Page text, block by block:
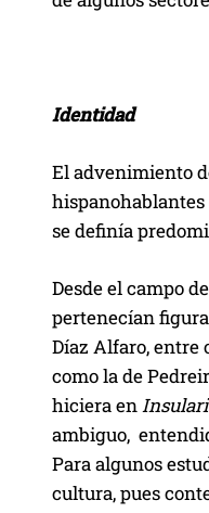
Identidad
El advenimiento
hispanohablantes
se definía
Desde el campo
pertenecían
Díaz Alfaro, entre
como la de
hiciera en
ambiguo,
Para algunos
cultura, pues